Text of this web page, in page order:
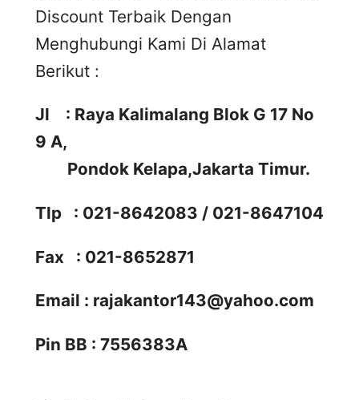
Discount Terbaik Dengan
Menghubungi Kami Di Alamat
Berikut :
Jl : Raya Kalimalang Blok G 17 No
9 A,
Pondok Kelapa,Jakarta Timur.
Tlp : 021-8642083 / 021-8647104
Fax : 021-8652871
Email : rajakantor143@yahoo.com
Pin BB : 7556383A